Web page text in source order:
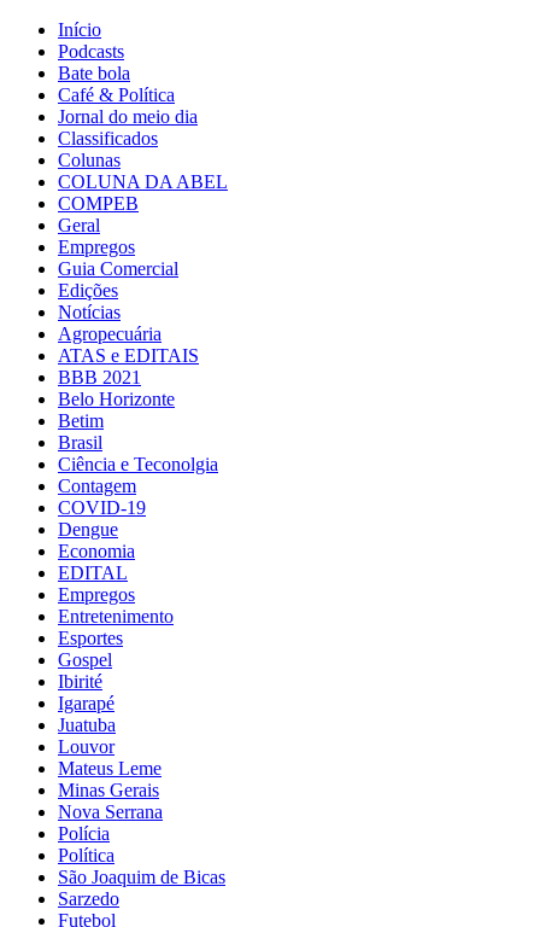
Início
Podcasts
Bate bola
Café & Política
Jornal do meio dia
Classificados
Colunas
COLUNA DA ABEL
COMPEB
Geral
Empregos
Guia Comercial
Edições
Notícias
Agropecuária
ATAS e EDITAIS
BBB 2021
Belo Horizonte
Betim
Brasil
Ciência e Teconolgia
Contagem
COVID-19
Dengue
Economia
EDITAL
Empregos
Entretenimento
Esportes
Gospel
Ibirité
Igarapé
Juatuba
Louvor
Mateus Leme
Minas Gerais
Nova Serrana
Polícia
Política
São Joaquim de Bicas
Sarzedo
Futebol